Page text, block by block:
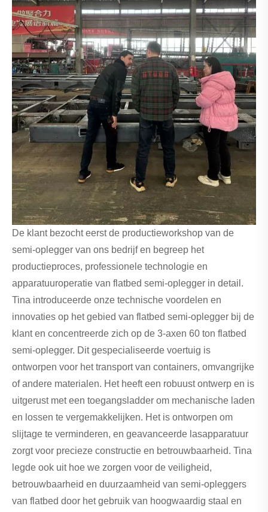
De klant bezocht eerst de productieworkshop van de
semi-oplegger van ons bedrijf en begreep het
productieproces, professionele technologie en
apparatuuroperatie van flatbed semi-oplegger in detail.
Tina introduceerde onze technische voordelen en
innovaties op het gebied van flatbed semi-oplegger bij de
klant en concentreerde zich op de 3-axen 60 ton flatbed
semi-oplegger. Dit gespecialiseerde voertuig is
ontworpen voor het transport van containers, omvangrijke
of andere materialen. Het heeft een robuust ontwerp en is
uitgerust met een toegangsladder om mechanische laden
en lossen te vergemakkelijken. Het is ontworpen om
slijtage te verminderen, en geavanceerde lasapparatuur
zorgt voor precieze constructie en betrouwbaarheid. Tina
legde ook uit hoe we zorgen voor de veiligheid,
betrouwbaarheid en duurzaamheid van semi-opleggers
van flatbed door het gebruik van hoogwaardig staal en